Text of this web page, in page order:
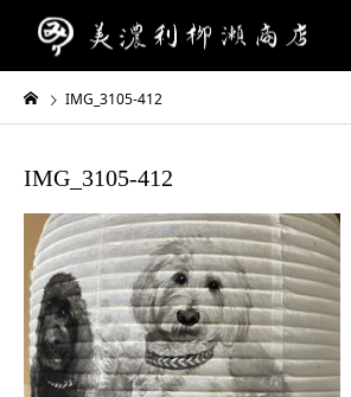
IMG_3105-412
IMG_3105-412